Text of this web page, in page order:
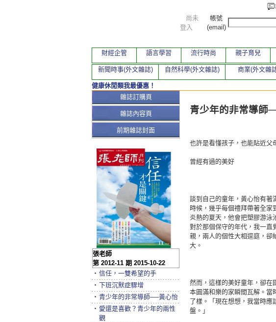
本期文章
青少年的非常導師
也許是看懂孩子，也能貼近父
曾經有過的美好
談到自己的童年，黃心怡有著
時候，幾乎每個禮拜帶著全
炎熱的夏天，他會把塑膠游
對於那個保守的年代，我一直
親，兩人的個性大相逕庭，卻
大。
然而，這樣的美好童年，卻在
本圓滿和樂的家瞬間瓦解。當
了樣。「現在想想，我當時應
盤。」
雜誌訂購頁
雜誌內容頁
前期雜誌封面
張老師
第 2012-11 期 2015-10-22
‧ 信任，一雙希望的手
‧ 下班沉默症驟增
‧ 青少年的非常導師──黃心怡
‧ 愛還是喜歡？青少年的兩性
觀
尚未
登入
帳號
(email)
財經企管
語言學習 流行時尚 親子育兒
新聞時事(外文雜誌) 自然科學(外文雜誌) 商業(外文雜
健康休閒類我最優惠！